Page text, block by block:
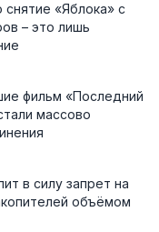
снятие «Яблока» с
– это лишь
фильм «Последний
массово
в силу запрет на
объёмом